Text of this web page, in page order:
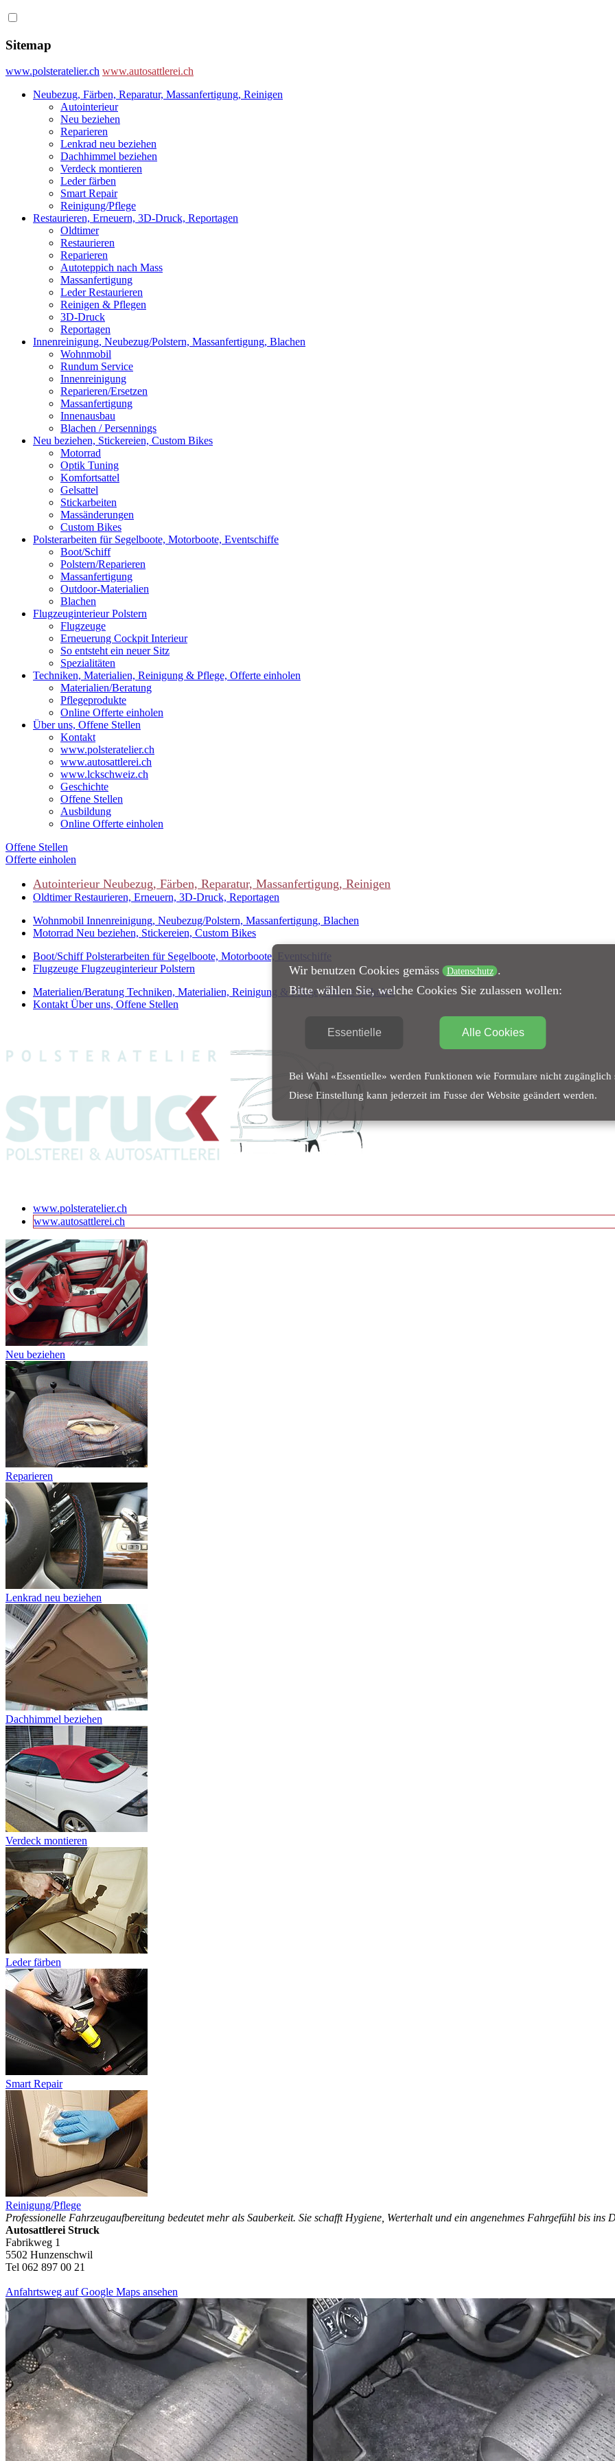
Sitemap
www.polsteratelier.ch www.autosattlerei.ch
Neubezug, Färben, Reparatur, Massanfertigung, Reinigen
Autointerieur
Neu beziehen
Reparieren
Lenkrad neu beziehen
Dachhimmel beziehen
Verdeck montieren
Leder färben
Smart Repair
Reinigung/Pflege
Restaurieren, Erneuern, 3D-Druck, Reportagen
Oldtimer
Restaurieren
Reparieren
Autoteppich nach Mass
Massanfertigung
Leder Restaurieren
Reinigen & Pflegen
3D-Druck
Reportagen
Innenreinigung, Neubezug/Polstern, Massanfertigung, Blachen
Wohnmobil
Rundum Service
Innenreinigung
Reparieren/Ersetzen
Massanfertigung
Innenausbau
Blachen / Persennings
Neu beziehen, Stickereien, Custom Bikes
Motorrad
Optik Tuning
Komfortsattel
Gelsattel
Stickarbeiten
Massänderungen
Custom Bikes
Polsterarbeiten für Segelboote, Motorboote, Eventschiffe
Boot/Schiff
Polstern/Reparieren
Massanfertigung
Outdoor-Materialien
Blachen
Flugzeuginterieur Polstern
Flugzeuge
Erneuerung Cockpit Interieur
So entsteht ein neuer Sitz
Spezialitäten
Techniken, Materialien, Reinigung & Pflege, Offerte einholen
Materialien/Beratung
Pflegeprodukte
Online Offerte einholen
Über uns, Offene Stellen
Kontakt
www.polsteratelier.ch
www.autosattlerei.ch
www.lckschweiz.ch
Geschichte
Offene Stellen
Ausbildung
Online Offerte einholen
Offene Stellen
Offerte einholen
Autointerieur Neubezug, Färben, Reparatur, Massanfertigung, Reinigen
OldtimerRestaurieren, Erneuern, 3D-Druck, Reportagen
Wohnmobil Innenreinigung, Neubezug/Polstern, Massanfertigung, Blachen
Motorrad Neu beziehen, Stickereien, Custom Bikes
Boot/SchiffPolsterarbeiten für Segelboote, Motorboote, Eventschiffe
Flugzeuge Flugzeuginterieur Polstern
Materialien/Beratung Techniken, Materialien, Reinigung & Pflege, Offerte einholen
KontaktÜber uns, Offene Stellen
www.polsteratelier.ch
www.autosattlerei.ch
Neu beziehen
Reparieren
Lenkrad neu beziehen
Dachhimmel beziehen
Verdeck montieren
Leder färben
Smart Repair
Reinigung/Pflege
Professionelle Fahrzeugaufbereitung bedeutet mehr als Sauberkeit. Sie schafft Hygiene, Werterhalt und ein angenehmes Fahrgefühl bis ins
Autosattlerei Struck
Fabrikweg 1
5502 Hunzenschwil
Tel 062 897 00 21
Anfahrtsweg auf Google Maps ansehen
Wir benutzen Cookies gemäss Datenschutz .
Bitte wählen Sie, welche Cookies Sie zulassen wollen:
Essentielle Alle Cookies
Bei Wahl «Essentielle» werden Funktionen wie Formulare nicht zugänglich
Diese Einstellung kann jederzeit im Fusse der Website geändert werden.